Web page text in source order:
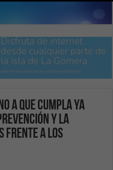
a que cumpla ya
y la
frente a los